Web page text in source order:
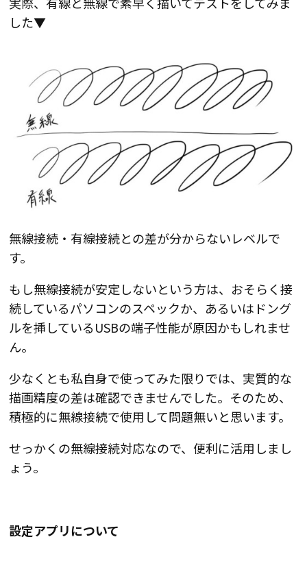
した▼
無線接続・有線接続との差が分からないレベルで
す。
もし無線接続が安定しないという方は、おそらく接
続しているパソコンのスペックか、あるいはドング
ルを挿しているUSBの端子性能が原因かもしれませ
ん。
少なくとも私自身で使ってみた限りでは、実質的な
描画精度の差は確認できませんでした。そのため、
積極的に無線接続で使用して問題無いと思います。
せっかくの無線接続対応なので、便利に活用しまし
ょう。
設定アプリについて